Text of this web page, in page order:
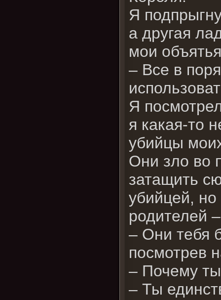
Я
а другая
мои
– Все в
Я
я какая-то
убийцы
Они зло во
затащить
убийцей,
родителей
– Они тебя
посмотрев
– Почему ты
– Ты